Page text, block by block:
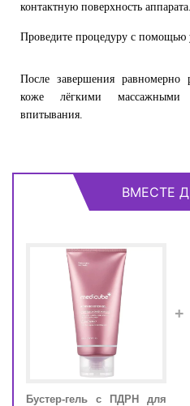
контактную поверхность аппарата.
Проведите процедуру с помощью
После завершения равномерно
коже лёгкими
впитывания.
ВМЕСТЕ
Бустер-гель с ПДРН для
+